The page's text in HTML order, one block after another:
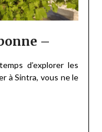
–
d’explorer les
à Sintra, vous ne le